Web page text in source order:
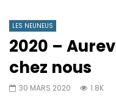
LES NEUNEUS
2020 –
chez nous
30 MARS 2020 1.8K